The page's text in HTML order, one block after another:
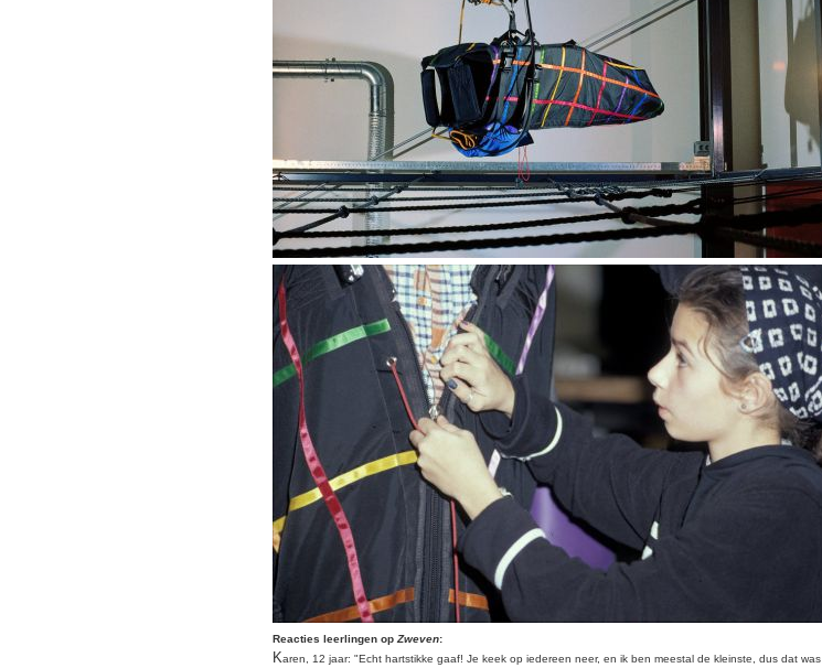
Reacties leerlingen op Zweven:
Karen, 12 jaar: "Echt hartstikke gaaf! Je keek op iedereen neer, en ik ben meestal de kleinste, dus dat was